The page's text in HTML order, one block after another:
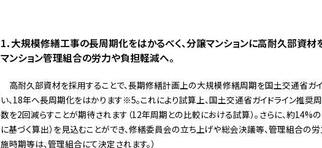
1．大規模修繕工事の長周期化をはかるべく、分譲マンションに高耐久部資材
マンション管理組合の労力や負担軽減へ。
高耐久部資材を採用することで、長期修繕計画上の大規模修繕周期を国土交通省ガ
い、18年へ長周期化をはかります※5。これにより試算上、国土交通省ガイドライン推
数を2回減らすことが期待されます（12年周期との比較における試算）。さらに、約
に基づく算出）を見込むことができ、修繕委員会の立ち上げや総会決議等、管理組合の
施時期等は、管理組合にて決定されます。）